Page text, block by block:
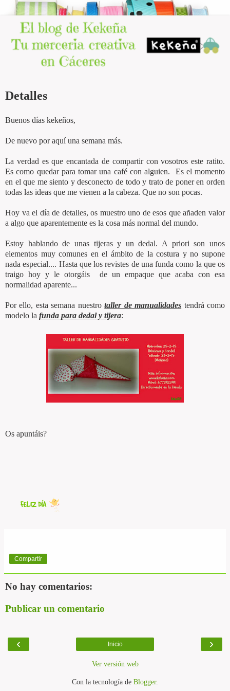
Detalles
Buenos días kekeños,
De nuevo por aquí una semana más.
La verdad es que encantada de compartir con vosotros este ratito.
Es como quedar para tomar una café con alguien. Es el momento
en el que me siento y desconecto de todo y trato de poner en orden
todas las ideas que me vienen a la cabeza. Que no son pocas.
Hoy va el día de detalles, os muestro uno de esos que añaden valor
a algo que aparentemente es la cosa más normal del mundo.
Estoy hablando de unas tijeras y un dedal. A priori son unos
elementos muy comunes en el ámbito de la costura y no supone
nada especial.... Hasta que los revistes de una funda como la que os
traigo hoy y le otorgáis de un empaque que acaba con esa
normalidad aparente...
Por ello, esta semana nuestrotaller de manualidades tendrá como
modelo la funda para dedal y tijera:
Os apuntáis?
Compartir
No hay comentarios:
Publicar un comentario
‹ ›
Inicio
Ver versión web
Con la tecnología de Blogger.